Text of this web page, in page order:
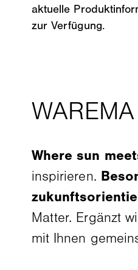
aktuelle
zur Verfügung.
Where sun
inspirieren.
Matter. Ergänzt
mit Ihnen